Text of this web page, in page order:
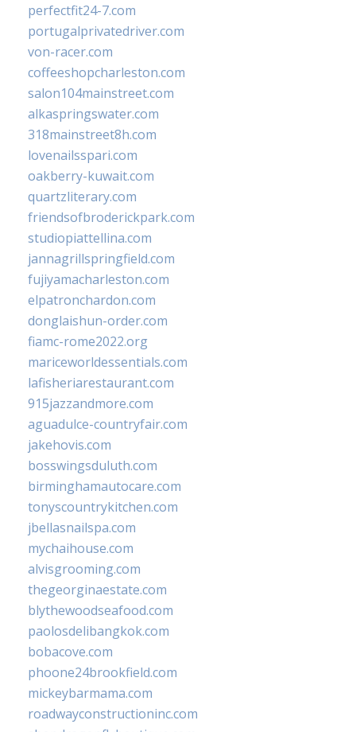
perfectfit24-7.com
portugalprivatedriver.com
von-racer.com
coffeeshopcharleston.com
salon104mainstreet.com
alkaspringswater.com
318mainstreet8h.com
lovenailsspari.com
oakberry-kuwait.com
quartzliterary.com
friendsofbroderickpark.com
studiopiattellina.com
jannagrillspringfield.com
fujiyamacharleston.com
elpatronchardon.com
donglaishun-order.com
fiamc-rome2022.org
mariceworldessentials.com
lafisheriarestaurant.com
915jazzandmore.com
aguadulce-countryfair.com
jakehovis.com
bosswingsduluth.com
birminghamautocare.com
tonyscountrykitchen.com
jbellasnailspa.com
mychaihouse.com
alvisgrooming.com
thegeorginaestate.com
blythewoodseafood.com
paolosdelibangkok.com
bobacove.com
phoone24brookfield.com
mickeybarmama.com
roadwayconstructioninc.com